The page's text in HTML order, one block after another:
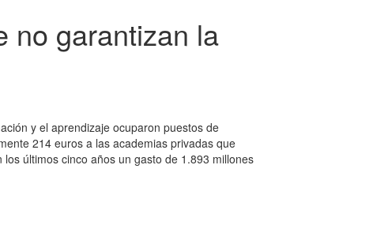
no garantizan la
y el aprendizaje ocuparon puestos de
214 euros a las academias privadas que
últimos cinco años un gasto de 1.893 millones